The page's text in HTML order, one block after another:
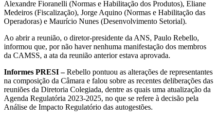
Alexandre Fioranelli (Normas e Habilitação dos Produtos), Eliane
Medeiros (Fiscalização), Jorge Aquino (Normas e Habilitação das
Operadoras) e Maurício Nunes (Desenvolvimento Setorial).
Ao abrir a reunião, o diretor-presidente da ANS, Paulo Rebello,
informou que, por não haver nenhuma manifestação dos membros
da CAMSS, a ata da reunião anterior estava aprovada.
Informes PRESI –Rebello pontuou as alterações de representantes
na composição da Câmara e falou sobre as recentes deliberações das
reuniões da Diretoria Colegiada, dentre as quais uma atualização da
Agenda Regulatória 2023-2025, no que se refere à decisão pela
Análise de Impacto Regulatório das autogestões.